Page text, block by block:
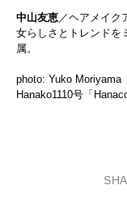
中山友恵 ／ヘアメイク
女らしさとトレンドを
属。
photo: Yuko Moriyama
Hanako1110号「